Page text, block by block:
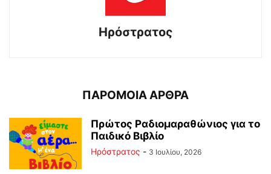
Ηρόστρατος
ΠΑΡΟΜΟΙΑ ΑΡΘΡΑ
Πρώτος Ραδιομαραθώνιος για το
Παιδικό Βιβλίο
Ηρόστρατος - 3 Ιουλίου, 2026